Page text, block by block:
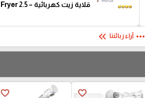
قلاية زيت كهربائية – Deep Fryer 2.5 لتر
more_horiz آراء زبائننا keyboard_double_arrow_left
favorite_border
favorite_border